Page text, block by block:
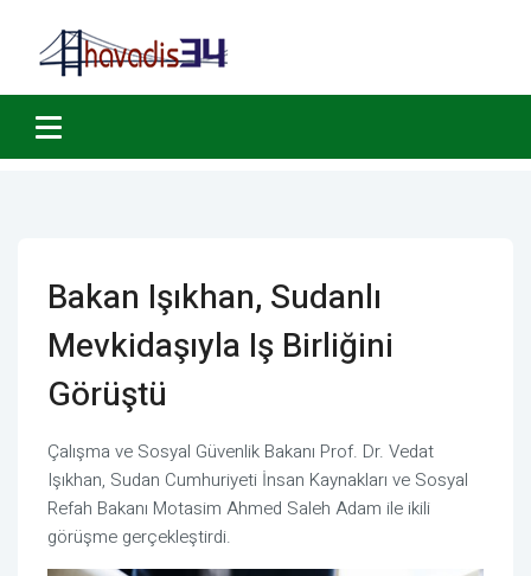
Bakan Işıkhan, Sudanlı
Mevkidaşıyla Iş Birliğini
Görüştü
Çalışma ve Sosyal Güvenlik Bakanı Prof. Dr. Vedat
Işıkhan, Sudan Cumhuriyeti İnsan Kaynakları ve Sosyal
Refah Bakanı Motasim Ahmed Saleh Adam ile ikili
görüşme gerçekleştirdi.